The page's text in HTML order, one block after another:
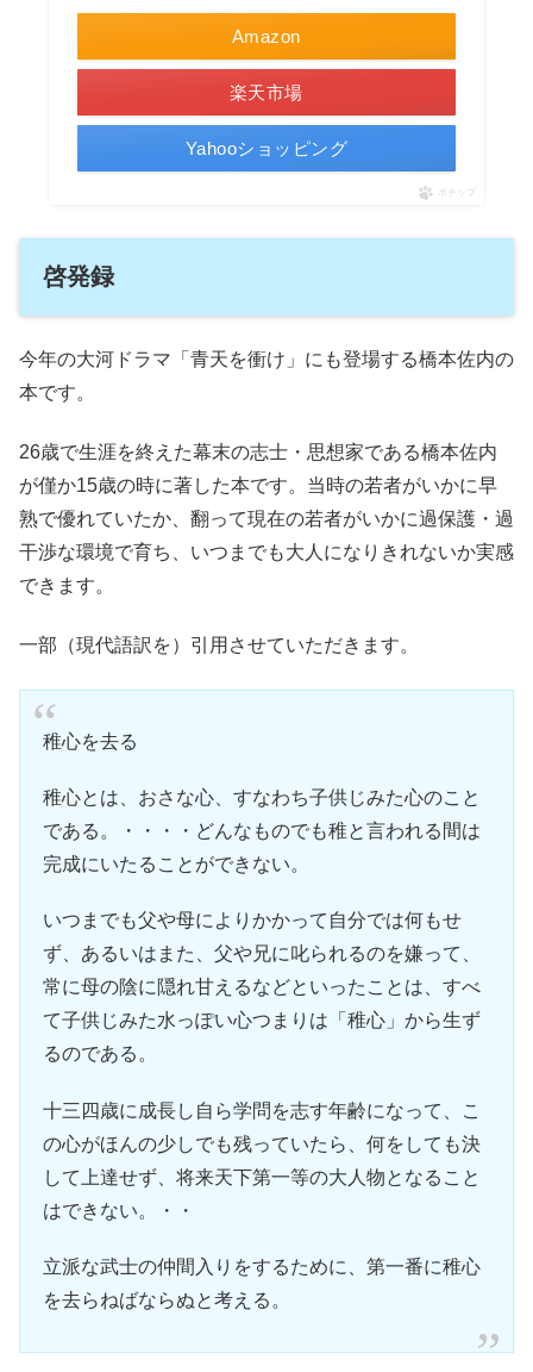
Amazon
楽天市場
Yahooショッピング
ポチップ
啓発録
今年の大河ドラマ「青天を衝け」にも登場する橋本佐内の
本です。
26歳で生涯を終えた幕末の志士・思想家である橋本佐内
が僅か15歳の時に著した本です。当時の若者がいかに早
熟で優れていたか、翻って現在の若者がいかに過保護・過
干渉な環境で育ち、いつまでも大人になりきれないか実感
できます。
一部（現代語訳を）引用させていただきます。
稚心を去る
稚心とは、おさな心、すなわち子供じみた心のこと
である。・・・・どんなものでも稚と言われる間は
完成にいたることができない。
いつまでも父や母によりかかって自分では何もせ
ず、あるいはまた、父や兄に叱られるのを嫌って、
常に母の陰に隠れ甘えるなどといったことは、すべ
て子供じみた水っぽい心つまりは「稚心」から生ず
るのである。
十三四歳に成長し自ら学問を志す年齢になって、こ
の心がほんの少しでも残っていたら、何をしても決
して上達せず、将来天下第一等の大人物となること
はできない。・・
立派な武士の仲間入りをするために、第一番に稚心
を去らねばならぬと考える。